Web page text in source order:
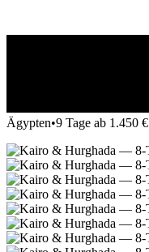
Ägypten•9 Tage ab 1.450 €